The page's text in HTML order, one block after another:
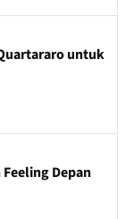
untuk
Depan